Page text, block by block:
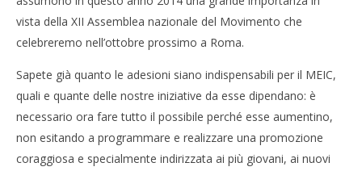
vista della XII Assemblea nazionale del Movimento che
celebreremo nell’ottobre prossimo a Roma.
Sapete già quanto le adesioni siano indispensabili per il MEIC,
quali e quante delle nostre iniziative da esse dipendano: è
necessario ora fare tutto il possibile perché esse aumentino,
non esitando a programmare e realizzare una promozione
coraggiosa e specialmente indirizzata ai più giovani, ai nuovi